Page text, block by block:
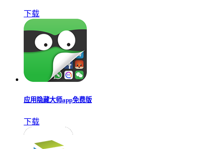
下载
应用隐藏大师app免费版
下载